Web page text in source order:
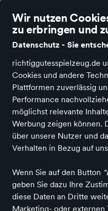
Wir nutzen
zu erbringen und
Datenschutz - Sie
richtiggutesspielzeug.de
Cookies und andere
Plattformen zuverlässig
Performance
möglichst relevante
Werbung zeigen können.
über unsere Nutzer und
Verhalten in Bezug auf
Wenn Sie auf den Button
geben Sie dazu Ihre
diese Daten an Dritte
Marketing- oder externen
Alle Kategorien Neuheiten
Richtig Gutes Spielzeug kaufen
Ausstatten
Nützliches &
Nützliches &
Kinderin
ALLE FILTER